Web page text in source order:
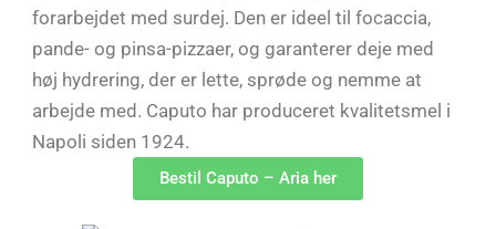
forarbejdet med surdej. Den er ideel til focaccia,
pande- og pinsa-pizzaer, og garanterer deje med
høj hydrering, der er lette, sprøde og nemme at
arbejde med. Caputo har produceret kvalitetsmel i
Napoli siden 1924.
Bestil Caputo – Aria her